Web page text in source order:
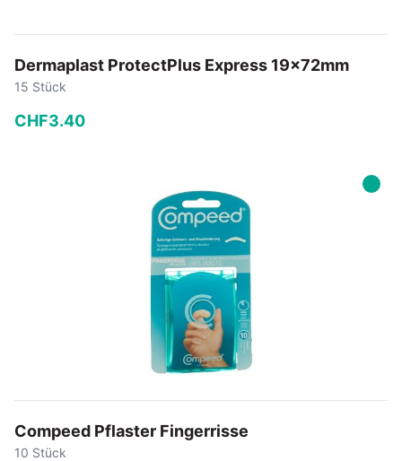
Dermaplast ProtectPlus Express 19x72mm
15 Stück
CHF3.40
In den Warenkorb
Compeed Pflaster Fingerrisse
10 Stück